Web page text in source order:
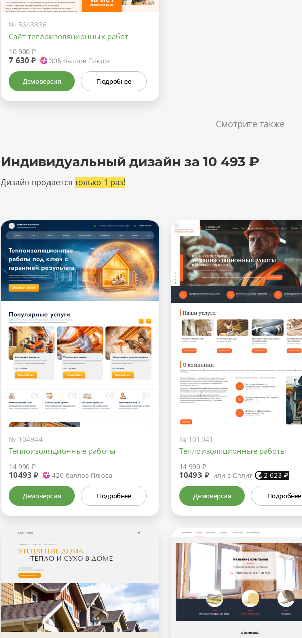
№ 5648336
Сайт теплоизоляционных работ
10 900 ₽
7 630 ₽ 305 баллов Плюса
Демоверсия Подробнее
Смотрите также
Индивидуальный дизайн за 10 493 ₽
Дизайн продается только 1 раз!
№ 104944
Теплоизоляционные работы
14 990 ₽
10493 ₽ 420баллов Плюса
Демоверсия Подробнее
№ 101041
Теплоизоляционные работы
14 990 ₽
10493 ₽ или в Сплит 2 623 ₽
Демоверсия Подробнее